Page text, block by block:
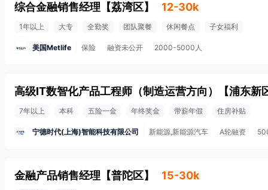
综合金融销售经理 【荔湾区】 12-30k
1年以上 大专 全勤奖 团队聚餐 休闲餐点 子女福利
美国Metlife 保险 融资未公开 2000-5000人
高级IT数智化产品工程师（制造运营方向） 【浦东新
7年以上 本科 五险一金 年终奖金 带薪年假 住房补贴
宁德时代(上海)智能科技有限公司 新能源,新能源汽车 A轮融资
金融产品销售经理 【普陀区】 15-30k